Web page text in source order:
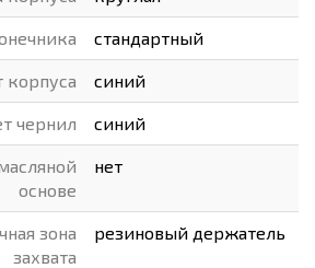
стандартный
корпуса синий
чернил синий
основе
нет
зона
захвата
резиновый держатель